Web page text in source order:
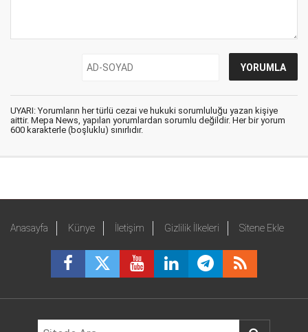
UYARI: Yorumların her türlü cezai ve hukuki sorumluluğu yazan kişiye
aittir. Mepa News, yapılan yorumlardan sorumlu değildir. Her bir yorum
600 karakterle (boşluklu) sınırlıdır.
Anasayfa Künye İletişim Gizlilik İlkeleri Sitene Ekle